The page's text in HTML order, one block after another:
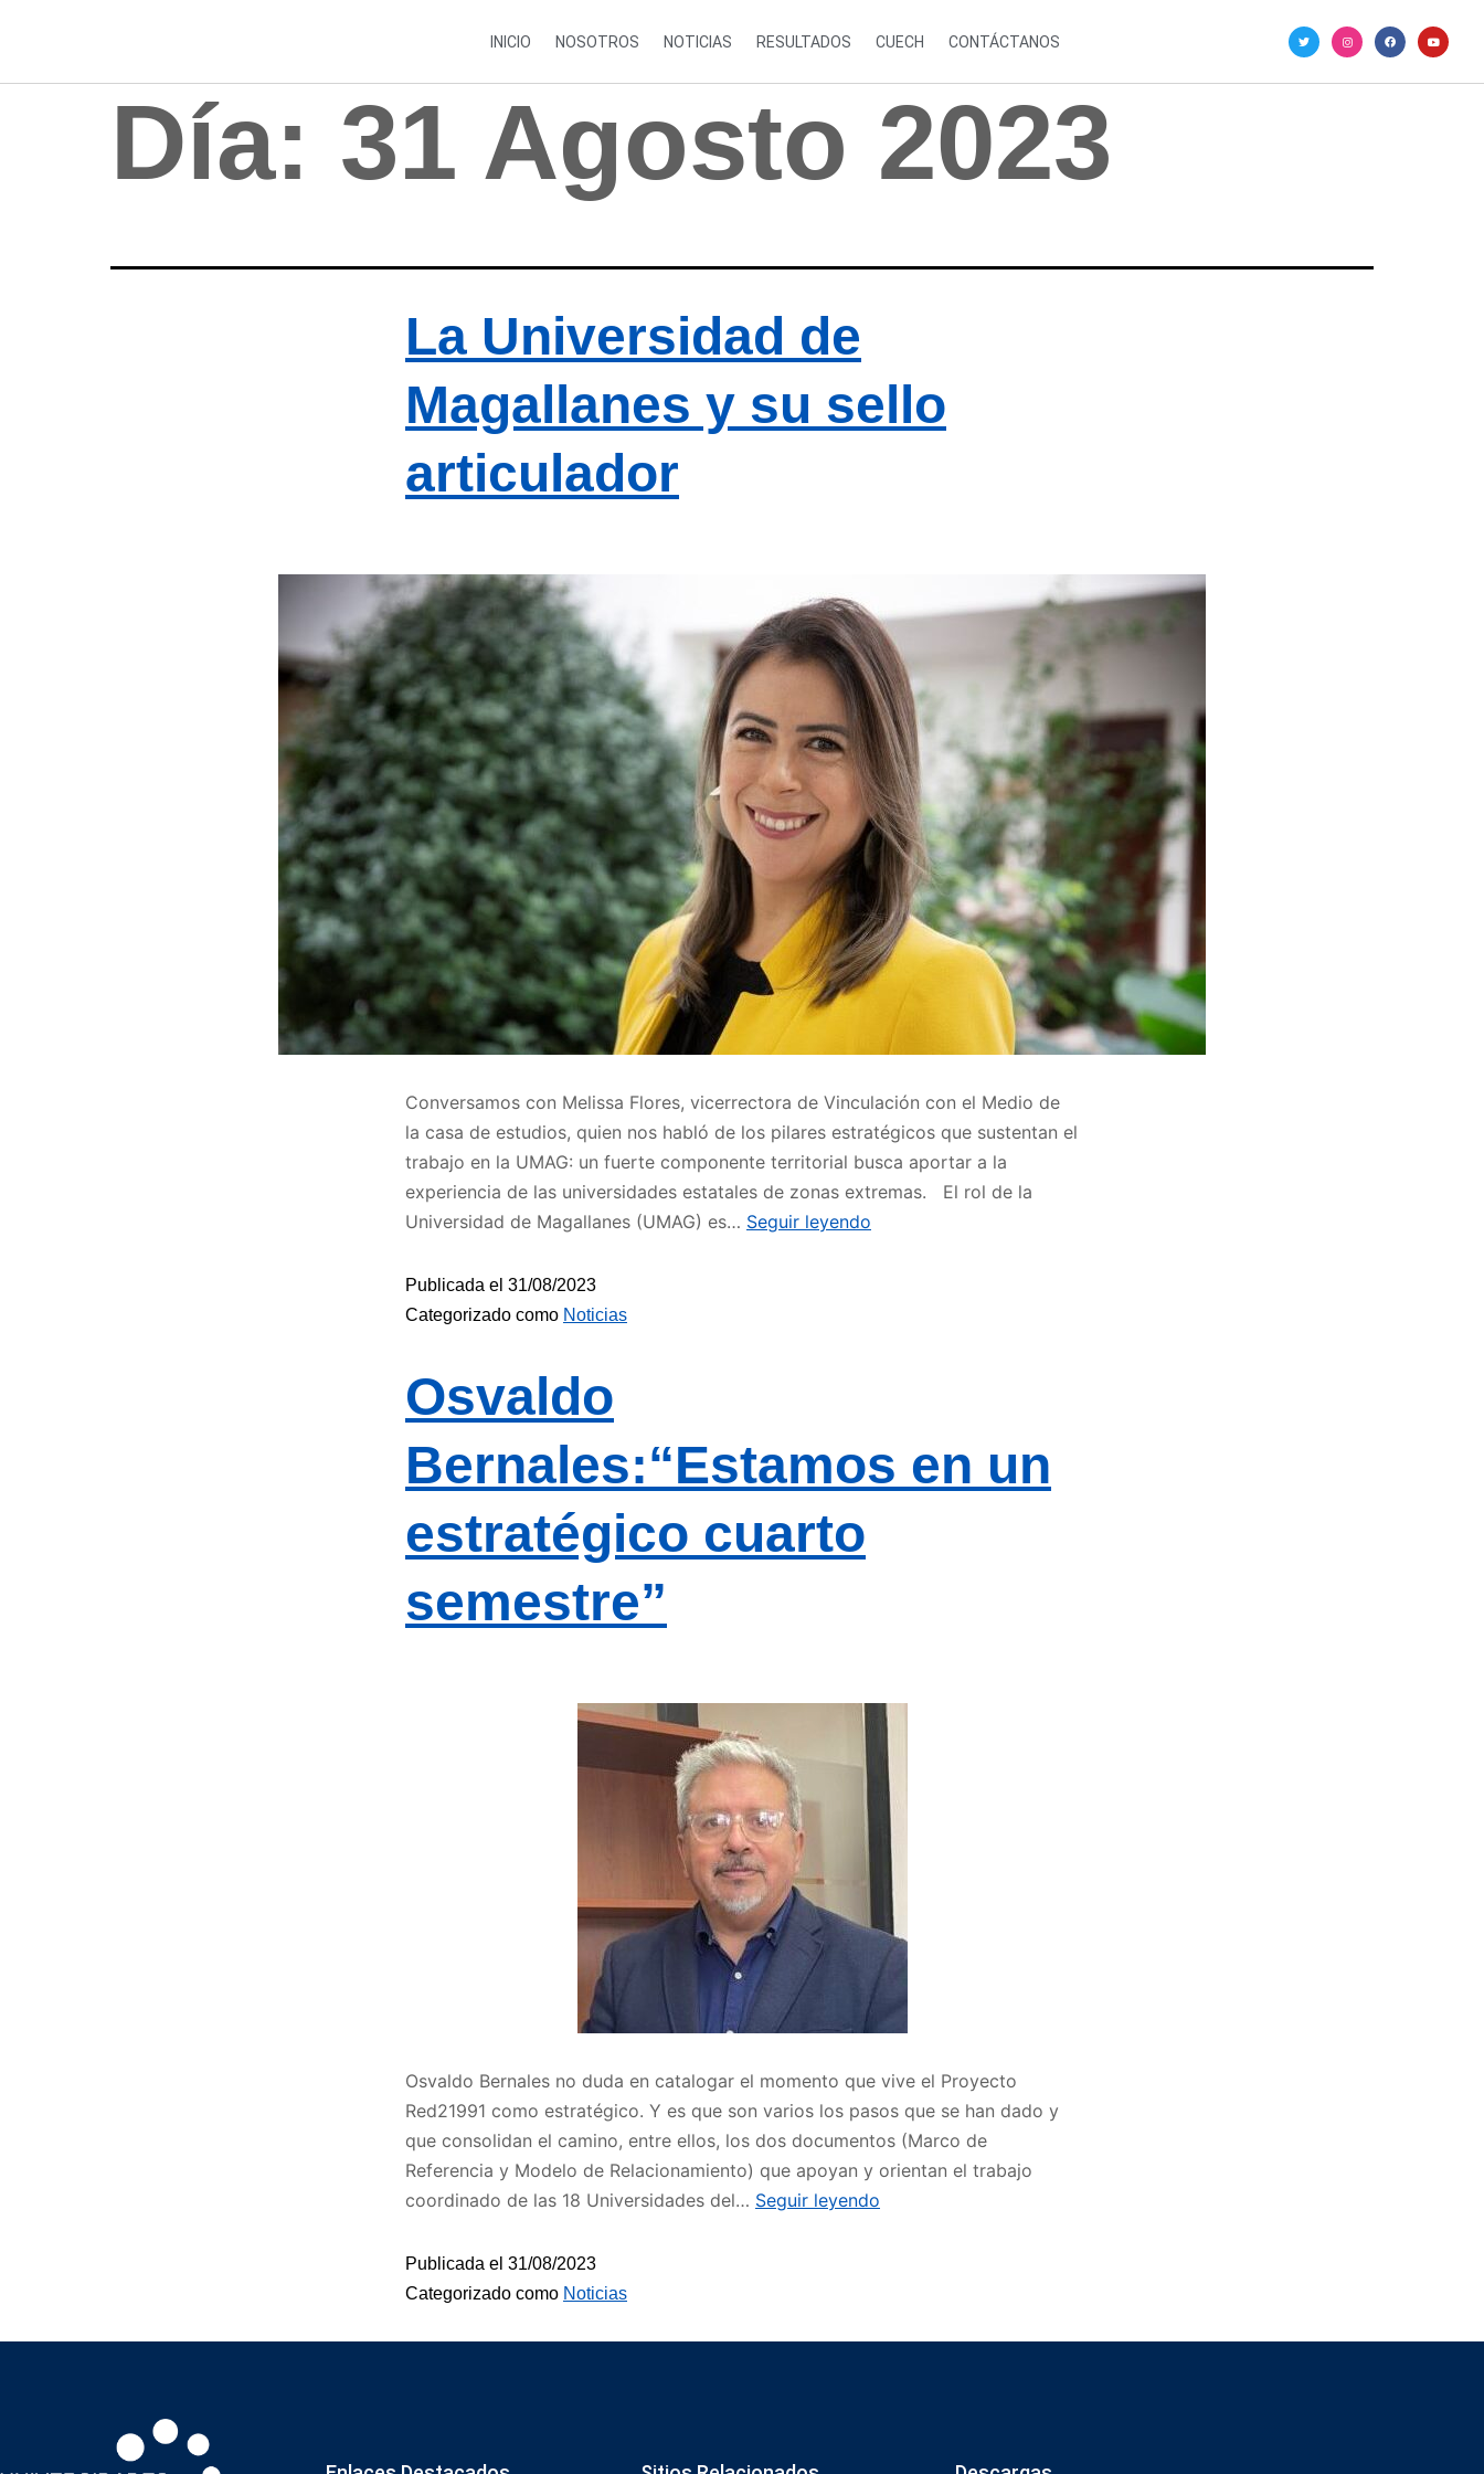
INICIO NOSOTROS NOTICIAS RESULTADOS CUECH CONTÁCTANOS
Día: 31 Agosto 2023
La Universidad de
Magallanes y su sello
articulador
Conversamos con Melissa Flores, vicerrectora de Vinculación con el Medio de
la casa de estudios, quien nos habló de los pilares estratégicos que sustentan el
trabajo en la UMAG: un fuerte componente territorial busca aportar a la
experiencia de las universidades estatales de zonas extremas. El rol de la
Universidad de Magallanes (UMAG) es… Seguir leyendo
Publicada el 31/08/2023
Categorizado como Noticias
Osvaldo
Bernales:“Estamos en un
estratégico cuarto
semestre”
Osvaldo Bernales no duda en catalogar el momento que vive el Proyecto
Red21991 como estratégico. Y es que son varios los pasos que se han dado y
que consolidan el camino, entre ellos, los dos documentos (Marco de
Referencia y Modelo de Relacionamiento) que apoyan y orientan el trabajo
coordinado de las 18 Universidades del… Seguir leyendo
Publicada el 31/08/2023
Categorizado como Noticias